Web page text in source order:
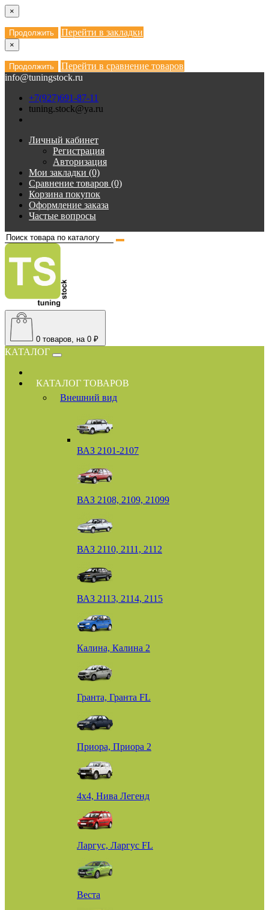
×
Продолжить Перейти в закладки
×
Продолжить
Перейти в сравнение товаров
info@tuningstock.ru
+7(927)691-87-11
tuning.stock@ya.ru
Личный кабинет
Регистрация
Авторизация
Мои закладки (0)
Сравнение товаров (0)
Корзина покупок
Оформление заказа
Частые вопросы
0 товаров, на 0 ₽
КАТАЛОГ
КАТАЛОГ ТОВАРОВ
Внешний вид
ВАЗ 2101-2107
ВАЗ 2108, 2109, 21099
ВАЗ 2110, 2111, 2112
ВАЗ 2113, 2114, 2115
Калина, Калина 2
Гранта, Гранта FL
Приора, Приора 2
4х4, Нива Легенд
Ларгус, Ларгус FL
Веста